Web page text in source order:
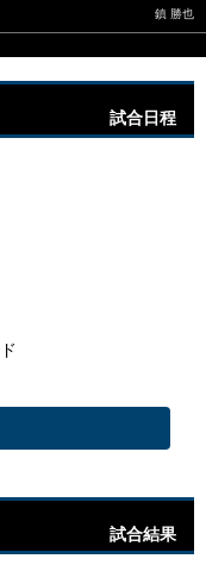
鎮 勝也
試合日程
試合結果